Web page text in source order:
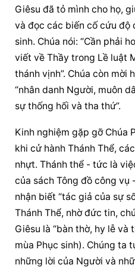
Giêsu đã tỏ mình cho họ,
và đọc các biến cố cứu độ
sinh. Chúa nói: “Cần phải
viết về Thầy trong Lề luật
thánh vịnh”. Chúa còn mời
“nhân danh Người, muôn
sự thống hối và tha thứ”.
Kinh nghiệm gặp gỡ Chúa
khi cử hành Thánh Thể,
nhựt. Thánh thể - tức là
của sách Tông đồ công vụ
nhận biết “tác giả của sự
Thánh Thể, nhờ đức tin,
Giêsu là “bàn thờ, hy lễ và
mùa Phục sinh). Chúng ta
những lời của Người và